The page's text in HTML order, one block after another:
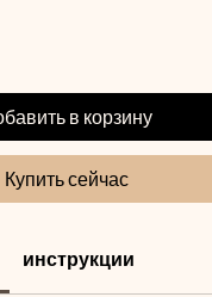
в корзину
Купить сейчас
инструкции